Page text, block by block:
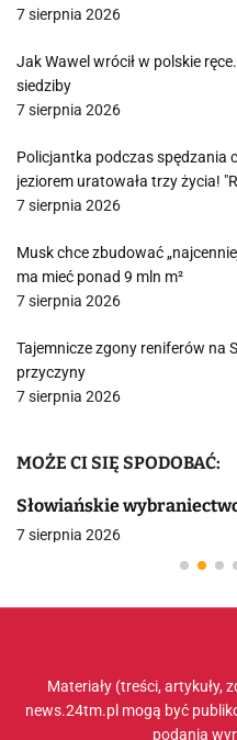
7 sierpnia 2026
Jak Wawel wrócił w polskie
siedziby
7 sierpnia 2026
Policjantka podczas spędzania
jeziorem uratowała trzy życia!
7 sierpnia 2026
Musk chce zbudować
ma mieć ponad 9 mln m²
7 sierpnia 2026
Tajemnicze zgony reniferów na
przyczyny
7 sierpnia 2026
MOŻE CI SIĘ SPODOBAĆ:
Słowiańskie
7 sierpnia 2026
Materiały (treści, artykuły,
news.24tm.pl mogą być
podania